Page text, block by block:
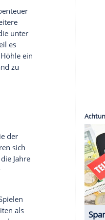
Vor allem ältere
an den ersten
als sie das
erstmals
in die Cartridge
von Glomex GmbH
personenbezogene
sie in ein Abenteuer